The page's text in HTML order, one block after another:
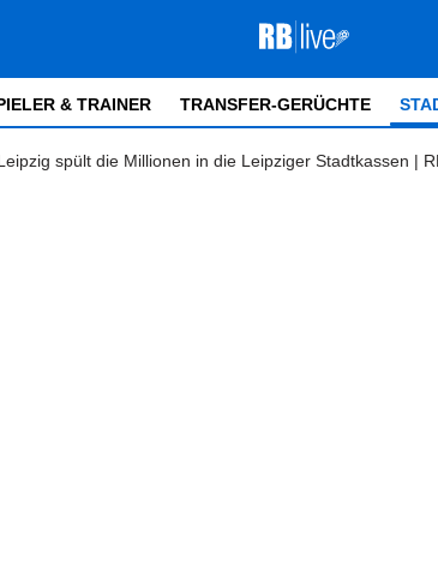
& TRAINER TRANSFER-GERÜCHTE
spült die Millionen in die Leipziger Stadtkassen |